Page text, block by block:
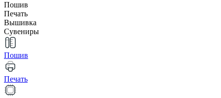
Пошив
Печать
Вышивка
Сувениры
Пошив
Печать